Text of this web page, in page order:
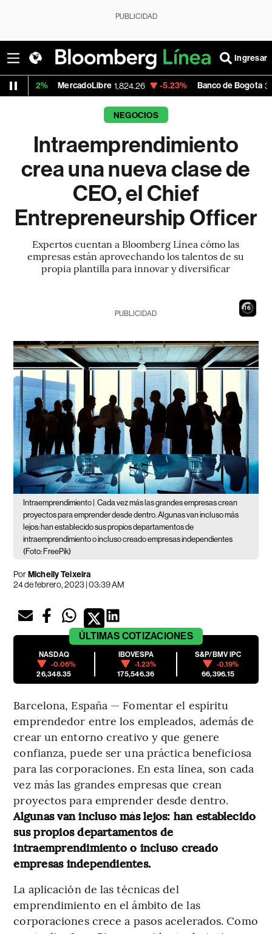
PUBLICIDAD
Ingresar
MercadoLibre 1,824.26 -5.23% Banco de Bogota 38,900.00
NEGOCIOS
Intraemprendimiento
crea una nueva clase de
CEO, el Chief
Entrepreneurship Officer
Expertos cuentan a Bloomberg Línea cómo las
empresas están aprovechando los talentos de su
propia plantilla para innovar y diversificar
15
PUBLICIDAD
Intraemprendimiento | Cada vez más las grandes empresas crean
proyectos para emprender desde dentro. Algunas van incluso más
lejos: han establecido sus propios departamentos de
intraemprendimiento o incluso creado empresas independientes
(Foto: FreePik)
PorMichelly Teixeira
24 de febrero, 2023 | 03:39 AM
ÚLTIMAS COTIZACIONES
NASDAQ
-0.06%
26,348.35
IBOVESPA
-1.23%
175,546.36
S&P/BMV IPC
-0.19%
66,396.15
Barcelona, España — Fomentar el espíritu
emprendedor entre los empleados, además de
crear un entorno creativo y que genere
confianza, puede ser una práctica beneficiosa
para las corporaciones. En esta línea, son cada
vez más las grandes empresas que crean
proyectos para emprender desde dentro.
Algunas van incluso más lejos: han establecido
sus propios departamentos de
intraemprendimiento o incluso creado
empresas independientes.
La aplicación de las técnicas del
emprendimiento en el ámbito de las
corporaciones crece a pasos acelerados. Como